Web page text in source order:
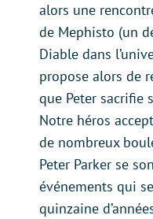
alors une
de Mephisto (un
Diable dans
propose alors de
que Peter sacrifie
Notre héros
de nombreux
Peter Parker se
événements qui
quinzaine